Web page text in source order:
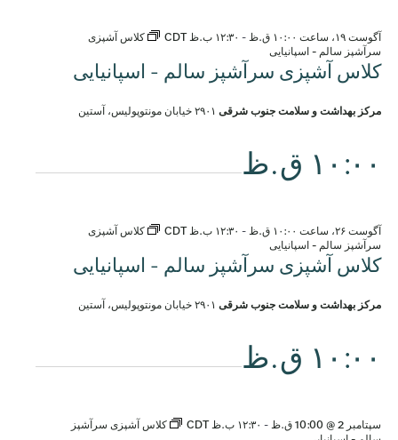
کلاس آشپزی سرآشپز سالم - اسپانیایی
آگوست ۱۹، ساعت ۱۰:۰۰ ق.ظ - ۱۲:۳۰ ب.ظ CDT
کلاس آشپزی
سرآشپز سالم - اسپانیایی
مرکز بهداشت و سلامت جنوب شرقی ۲۹۰۱ خیابان مونتوپولیس، آستین
۱۰:۰۰ ق.ظ
کلاس آشپزی سرآشپز سالم - اسپانیایی
آگوست ۲۶، ساعت ۱۰:۰۰ ق.ظ - ۱۲:۳۰ ب.ظ CDT
کلاس آشپزی
سرآشپز سالم - اسپانیایی
مرکز بهداشت و سلامت جنوب شرقی ۲۹۰۱ خیابان مونتوپولیس، آستین
۱۰:۰۰ ق.ظ
سپتامبر 2 @ 10:00 ق.ظ - ۱۲:۳۰ ب.ظ CDT
کلاس آشپزی سرآشپز